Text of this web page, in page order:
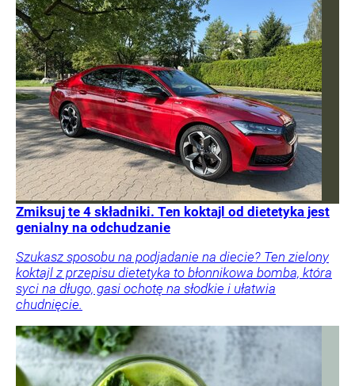
Zmiksuj te 4 składniki. Ten koktajl od dietetyka jest
genialny na odchudzanie
Szukasz sposobu na podjadanie na diecie? Ten zielony
koktajl z przepisu dietetyka to błonnikowa bomba, która
syci na długo, gasi ochotę na słodkie i ułatwia
chudnięcie.